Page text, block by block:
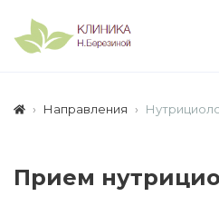
Направления
Прием